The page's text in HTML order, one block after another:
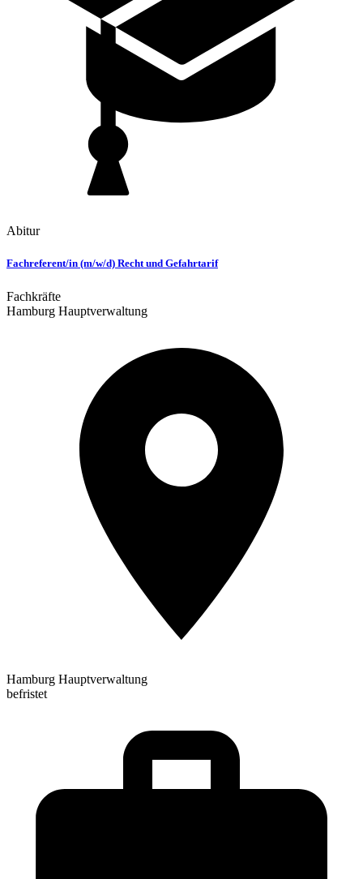
Abitur
Fachreferent/in (m/w/d) Recht und Gefahrtarif
Fachkräfte
Hamburg Hauptverwaltung
Hamburg Hauptverwaltung
befristet